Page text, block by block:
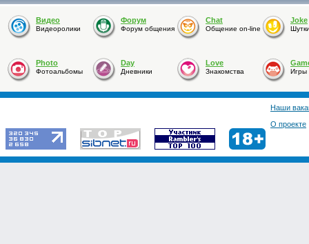
Видео
Видеоролики
Форум
Форум общения
Chat
Общение on-line
Joke
Photo
Фотоальбомы
Day
Дневники
Love
Знакомства Игры
Наши
О проекте